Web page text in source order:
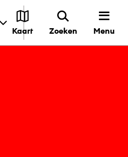
Kaart Zoeken Menu